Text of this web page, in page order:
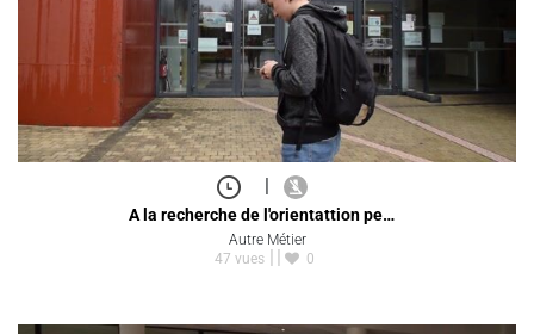
|
A la recherche de l'orientattion pe…
Autre Métier
47 vues
0